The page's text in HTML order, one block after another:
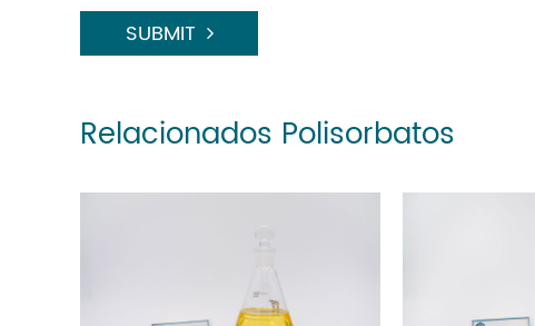
SUBMIT
Relacionados Polisorbatos